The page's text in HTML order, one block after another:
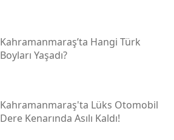
Kahramanmaraş’ta Hangi Türk
Boyları Yaşadı?
Kahramanmaraş'ta Lüks Otomobil
Dere Kenarında Asılı Kaldı!